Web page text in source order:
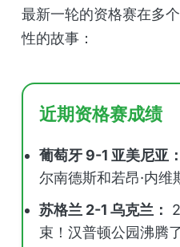
最新一轮的资格赛在多
性的故事：
近期资格赛成绩
葡萄牙 9-1 亚美尼亚：
尔南德斯和若昂·内维
苏格兰 2-1 乌克兰：
束！汉普顿公园沸腾